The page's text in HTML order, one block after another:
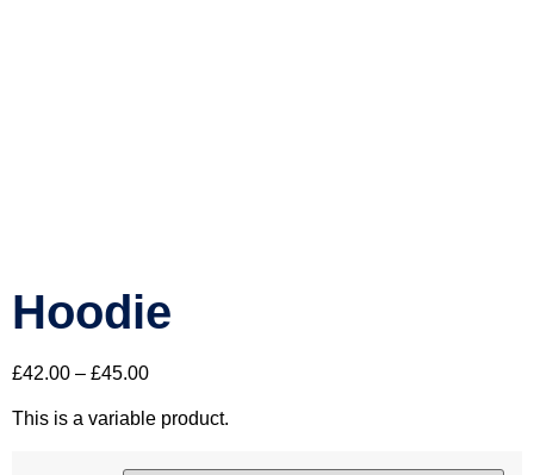
Hoodie
£42.00 – £45.00
This is a variable product.